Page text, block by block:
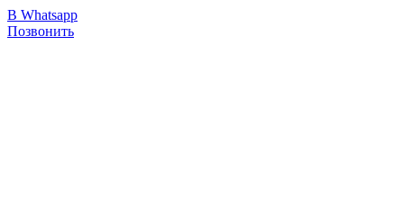
В Whatsapp
Позвонить